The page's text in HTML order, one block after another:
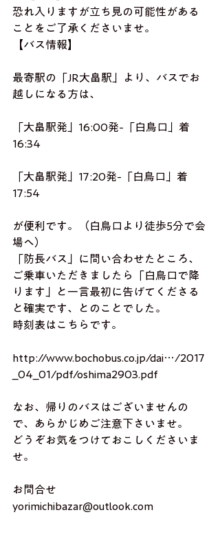
恐れ入りますが立ち見の可能性がある
ことをご了承くださいませ。
【バス情報】
最寄駅の「JR大畠駅」より、バスでお
越しになる方は、
「大畠駅発」16:00発-「白鳥口」着
16:34
「大畠駅発」17:20発-「白鳥口」着
17:54
が便利です。（白鳥口より徒歩5分で会
場へ）
「防長バス」に問い合わせたところ、
ご乗車いただきましたら「白鳥口で降
ります」と一言最初に告げてくださる
と確実です、とのことでした。
時刻表はこちらです。
http://www.bochobus.co.jp/dai…/2017
_04_01/pdf/oshima2903.pdf
なお、帰りのバスはございませんの
で、あらかじめご注意下さいませ。
どうぞお気をつけておこしくださいま
せ。
お問合せ
yorimichibazar@outlook.com